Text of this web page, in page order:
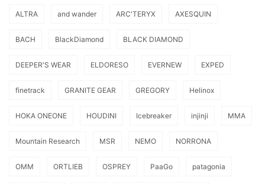
ALTRA and wander ARC'TERYX AXESQUIN
BACH BlackDiamond BLACK DIAMOND
DEEPER'S WEAR ELDORESO EVERNEW EXPED
finetrack GRANITE GEAR GREGORY Helinox
HOKA ONEONE HOUDINI Icebreaker injinji MMA
Mountain Research MSR NEMO NORRONA
OMM ORTLIEB OSPREY PaaGo patagonia